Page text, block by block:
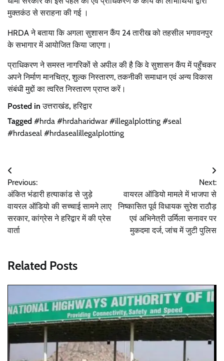
मुक्तकंठ से सराहना की गई ।
HRDA ने बताया कि अगला सुशासन कैंप 24 तारीख को तहसील भगावनपुर
के सभागार में आयोजित किया जाएगा।
प्राधिकरण ने समस्त नागरिकों से अपील की है कि वे सुशासन कैंप में पहुँचकर
अपने निर्माण मानचित्र, शुल्क निस्तारण, तकनीकी समाधान एवं अन्य विकास
संबंधी मुद्दों का त्वरित निस्तारण प्राप्त करें।
Posted inउत्तराखंड,हरिद्वार
Tagged #hrda #hrdaharidwar #illegalplotting #seal
#hrdaseal #hrdasealillegalplotting
Post
navigation
Previous:
अंकित भंडारी हत्याकांड से जुड़े
वायरल ऑडियो की सच्चाई सामने लाए
सरकार, कांग्रेस ने हरिद्वार में की प्रेस
वार्ता
Next:
वायरल ऑडियो मामले में भाजपा से
निष्कासित पूर्व विधायक सुरेश राठौड़
एवं अभिनेत्री उर्मिला सनावर पर
मुकदमा दर्ज, जांच में जुटी पुलिस
Related Posts